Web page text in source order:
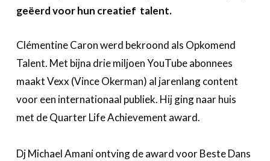
geëerd voor hun creatief talent.
Clémentine Caron werd bekroond als Opkomend
Talent. Met bijna drie miljoen YouTube abonnees
maakt Vexx (Vince Okerman) al jarenlang content
voor een internationaal publiek. Hij ging naar huis
met de Quarter Life Achievement award.
Dj Michael Amani ontving de award voor Beste Dans